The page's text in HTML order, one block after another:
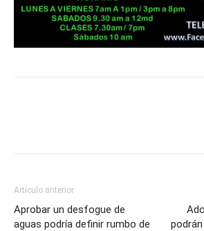
Artículo anterior
Aprobar un desfogue de
aguas podría definir rumbo de